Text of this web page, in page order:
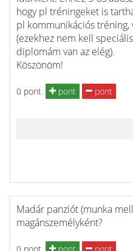
hogy pl tréningeket is
pl kommunikációs tréning,
(ezekhez nem kell
diplomám van az elég).
Köszönöm!
0 pont pont pont
Madár panziót (munka
magánszemélyként?
0 pont